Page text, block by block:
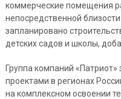
коммерческие помещения
непосредственной
запланировано
детских садов и школы,
Группа компаний
проектами в регионах
на комплексном освоении